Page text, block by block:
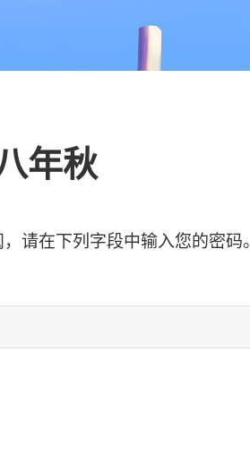
年秋
请在下列字段中输入您的密码。